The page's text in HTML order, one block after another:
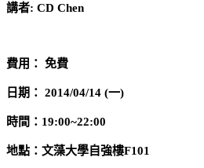
講者: CD Chen
費用： 免費
日期： 2014/04/14 (一)
時間：19:00~22:00
地點：文藻大學自強樓F101